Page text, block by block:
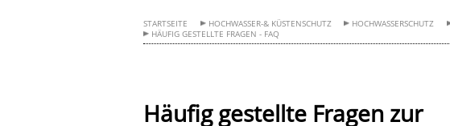
STARTSEITE HOCHWASSER-& KÜSTENSCHUTZ HOCHWASSERSCHUTZ
HÄUFIG GESTELLTE FRAGEN - FAQ
Häufig gestellte Fragen zur